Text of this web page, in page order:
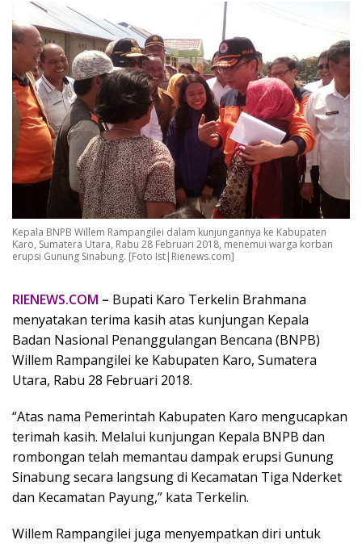
Kepala BNPB Willem Rampangilei dalam kunjungannya ke Kabupaten
Karo, Sumatera Utara, Rabu 28 Februari 2018, menemui warga korban
erupsi Gunung Sinabung. [Foto Ist|Rienews.com]
RIENEWS.COM – Bupati Karo Terkelin Brahmana
menyatakan terima kasih atas kunjungan Kepala
Badan Nasional Penanggulangan Bencana (BNPB)
Willem Rampangilei ke Kabupaten Karo, Sumatera
Utara, Rabu 28 Februari 2018.
“Atas nama Pemerintah Kabupaten Karo mengucapkan
terimah kasih. Melalui kunjungan Kepala BNPB dan
rombongan telah memantau dampak erupsi Gunung
Sinabung secara langsung di Kecamatan Tiga Nderket
dan Kecamatan Payung,” kata Terkelin.
Willem Rampangilei juga menyempatkan diri untuk